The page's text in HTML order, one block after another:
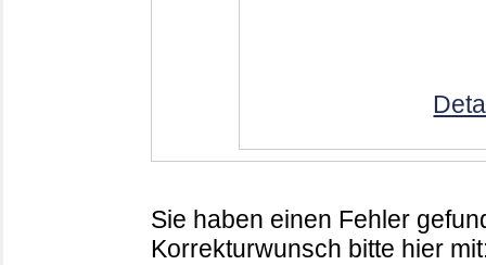
Sie haben einen Fehler
Korrekturwunsch bitte hier